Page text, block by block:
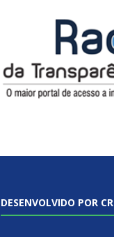
DESENVOLVIDO POR